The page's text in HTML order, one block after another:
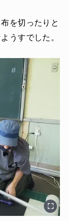
を切ったりと
うすでした。